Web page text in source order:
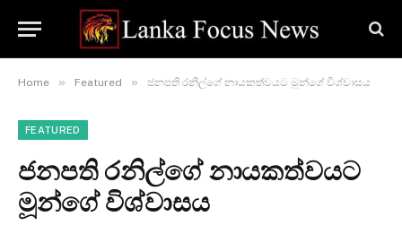
Home » Featured » ජනපති රනිල්ගේ නායකත්වයට මූන්ගේ විශ්වාසය
FEATURED
ජනපති රනිල්ගේ නායකත්වයට
මූන්ගේ විශ්වාසය